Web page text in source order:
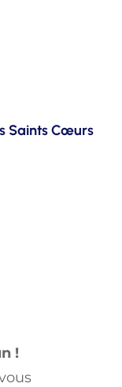
Saints Cœurs
!